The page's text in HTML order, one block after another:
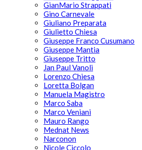
GianMario Strappati
Gino Carnevale
Giuliano Preparata
Giulietto Chiesa
Giuseppe Franco Cusumano
Giuseppe Mantia
Giuseppe Tritto
Jan Paul Vanoli
Lorenzo Chiesa
Loretta Bolgan
Manuela Magistro
Marco Saba
Marco Veniani
Mauro Rango
Mednat News
Narconon
Nicole Ciccolo